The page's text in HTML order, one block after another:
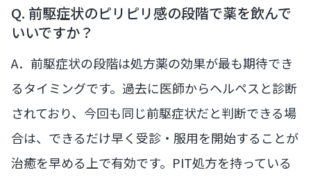
Q. 前駆症状のピリピリ感の段階で薬を飲んで
いいですか？
A．前駆症状の段階は処方薬の効果が最も期待でき
るタイミングです。過去に医師からヘルペスと診断
されており、今回も同じ前駆症状だと判断できる場
合は、できるだけ早く受診・服用を開始することが
治癒を早める上で有効です。PIT処方を持っている